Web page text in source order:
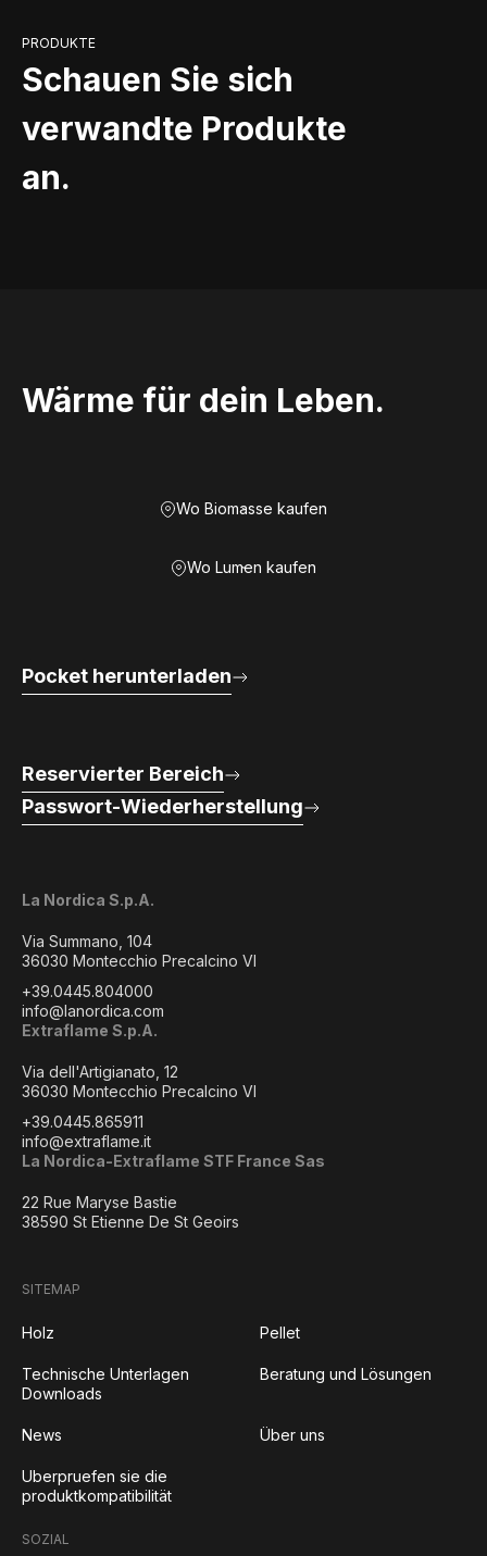
PRODUKTE
Schauen Sie sich
verwandte Produkte
an.
Wärme für dein Leben.
Wo Biomasse kaufen
Wo Lumen kaufen
La Nordica S.p.A.
Via Summano, 104
36030 Montecchio Precalcino VI
+39.0445.804000
info@lanordica.com
Extraflame S.p.A.
Via dell'Artigianato, 12
36030 Montecchio Precalcino VI
+39.0445.865911
info@extraflame.it
La Nordica-Extraflame STF France Sas
22 Rue Maryse Bastie
38590 St Etienne De St Geoirs
Pocket herunterladen
Reservierter Bereich
Passwort-Wiederherstellung
SITEMAP
Holz Pellet
Technische Unterlagen
Downloads
Beratung und Lösungen
News Über uns
Uberpruefen sie die
produktkompatibilität
SOZIAL